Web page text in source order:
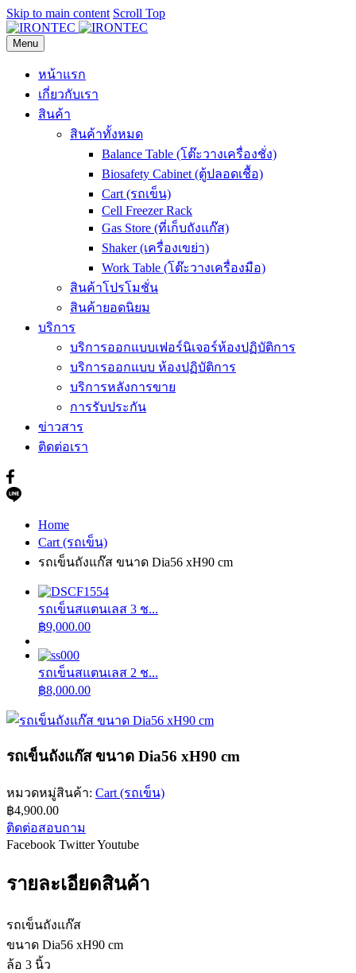
Skip to main content Scroll Top
Menu
หน้าแรก
เกี่ยวกับเรา
สินค้า
สินค้าทั้งหมด
Balance Table (โต๊ะวางเครื่องชั่ง)
Biosafety Cabinet (ตู้ปลอดเชื้อ)
Cart (รถเข็น)
Cell Freezer Rack
Gas Store (ที่เก็บถังแก๊ส)
Shaker (เครื่องเขย่า)
Work Table (โต๊ะวางเครื่องมือ)
สินค้าโปรโมชั่น
สินค้ายอดนิยม
บริการ
บริการออกแบบเฟอร์นิเจอร์ห้องปฏิบัติการ
บริการออกแบบ ห้องปฏิบัติการ
บริการหลังการขาย
การรับประกัน
ข่าวสาร
ติดต่อเรา
Home
Cart (รถเข็น)
รถเข็นถังแก๊ส ขนาด Dia56 xH90 cm
รถเข็นสแตนเลส 3 ช...
฿9,000.00
รถเข็นสแตนเลส 2 ช...
฿8,000.00
รถเข็นถังแก๊ส ขนาด Dia56 xH90 cm
หมวดหมู่สินค้า: Cart (รถเข็น)
฿4,900.00
ติดต่อสอบถาม
Facebook TwitterYoutube
รายละเอียดสินค้า
รถเข็นถังแก๊ส
ขนาด Dia56 xH90 cm
ล้อ 3 นิ้ว